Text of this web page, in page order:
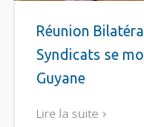
Réunion
Syndicats se
Guyane
Lire la suite